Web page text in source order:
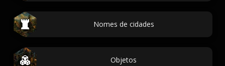
Nomes de cidades
Objetos